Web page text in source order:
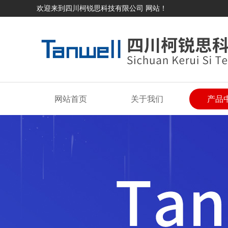
欢迎来到四川柯锐思科技有限公司 网站！
网站首页 关于我们 产品